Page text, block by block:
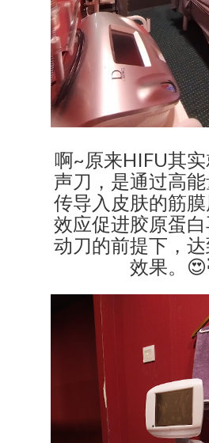
啊~原来HIFU其
声刀，是通过高
传导入皮肤的筋
效应促进胶原蛋
动刀的前提下，
效果。